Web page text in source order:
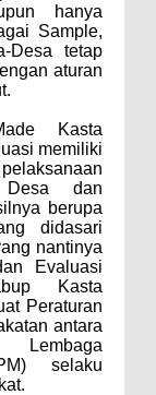
hanya
Sample,
Desa tetap
aturan
Kasta
memiliki
Desa dan
berupa
didasari
nantinya
Evaluasi
Kasta
Peraturan
antara
selaku